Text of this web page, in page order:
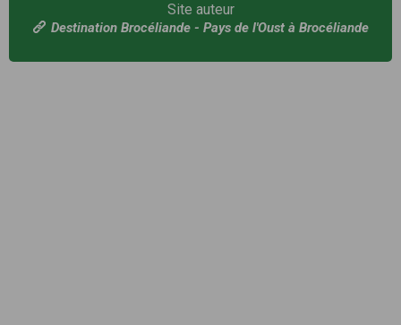
Site auteur
Destination Brocéliande - Pays de l'Oust à Brocéliande